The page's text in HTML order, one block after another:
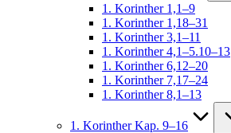
1. Korinther 1,1–9
1. Korinther 1,18–31
1. Korinther 3,1–11
1. Korinther 4,1–5.10–13
1. Korinther 6,12–20
1. Korinther 7,17–24
1. Korinther 8,1–13
1. Korinther Kap. 9–16